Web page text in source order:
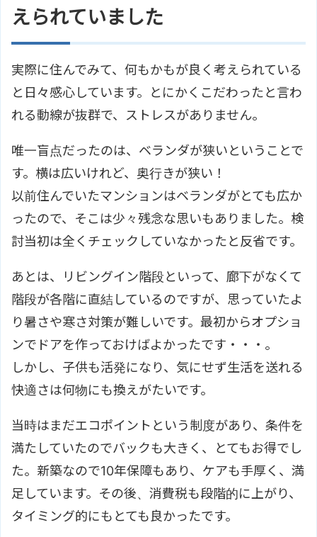
えられていました
実際に住んでみて、何もかもが良く考えられている
と日々感心しています。とにかくこだわったと言わ
れる動線が抜群で、ストレスがありません。
唯一盲点だったのは、ベランダが狭いということで
す。横は広いけれど、奥行きが狭い！
以前住んでいたマンションはベランダがとても広か
ったので、そこは少々残念な思いもありました。検
討当初は全くチェックしていなかったと反省です。
あとは、リビングイン階段といって、廊下がなくて
階段が各階に直結しているのですが、思っていたよ
り暑さや寒さ対策が難しいです。最初からオプショ
ンでドアを作っておけばよかったです・・・。
しかし、子供も活発になり、気にせず生活を送れる
快適さは何物にも換えがたいです。
当時はまだエコポイントという制度があり、条件を
満たしていたのでバックも大きく、とてもお得でし
た。新築なので10年保障もあり、ケアも手厚く、満
足しています。その後、消費税も段階的に上がり、
タイミング的にもとても良かったです。